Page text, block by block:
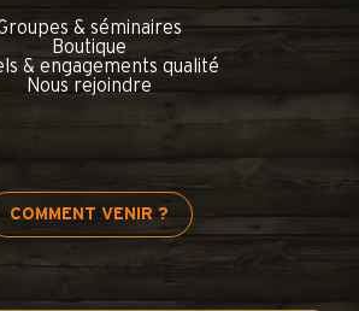
& séminaires
Boutique
& engagements qualité
Nous rejoindre
COMMENT VENIR ?